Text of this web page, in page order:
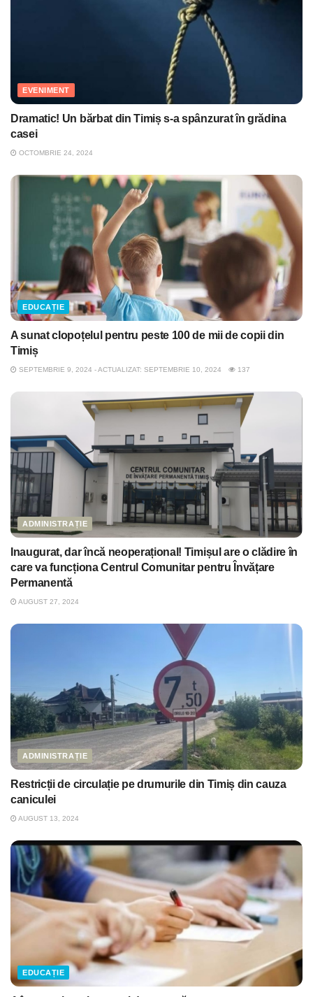
EVENIMENT
Dramatic! Un bărbat din Timiș s-a spânzurat în grădina
casei
OCTOMBRIE 24, 2024
EDUCAȚIE
A sunat clopoțelul pentru peste 100 de mii de copii din
Timiș
SEPTEMBRIE 9, 2024 - ACTUALIZAT: SEPTEMBRIE 10, 2024 137
ADMINISTRAȚIE
Inaugurat, dar încă neoperațional! Timișul are o clădire în
care va funcționa Centrul Comunitar pentru Învățare
Permanentă
AUGUST 27, 2024
ADMINISTRAȚIE
Restricții de circulație pe drumurile din Timiș din cauza
caniculei
AUGUST 13, 2024
EDUCAȚIE